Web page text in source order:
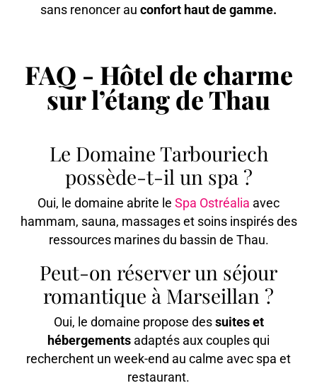
sans renoncer au confort haut de gamme.
FAQ - Hôtel de charme
sur l’étang de Thau
Le Domaine Tarbouriech
possède-t-il un spa ?
Oui, le domaine abrite le Spa Ostréalia avec
hammam, sauna, massages et soins inspirés des
ressources marines du bassin de Thau.
Peut-on réserver un séjour
romantique à Marseillan ?
Oui, le domaine propose dessuites et
hébergements adaptés aux couples qui
recherchent un week-end au calme avec spa et
restaurant.